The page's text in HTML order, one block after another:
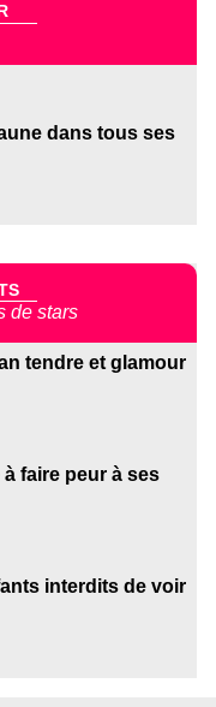
dans tous ses
de stars
tendre et glamour
faire peur à ses
interdits de voir